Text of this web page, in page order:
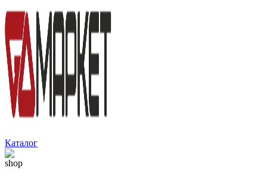
Каталог